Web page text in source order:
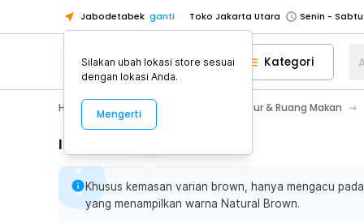
Jabodetabek ganti Toko Jakarta Utara
Toko Tangerang
Toko Cikupa
Pick n Go Jakarta Barat
Senin -
Pick n Go Bekasi
Senin - Jumat
Senin - Jumat
Senin -
Toko Jakarta Barat
Senin -
Toko Jakarta Utara
Kategori
Home Appliance Perlengkapan Dapur & Ruang Makan
Informasi Penting
Khusus kemasan varian brown, hanya mengacu
yang menampilkan warna Natural Brown.
Silakan ubah lokasi store sesuai
dengan lokasi Anda.
Mengerti